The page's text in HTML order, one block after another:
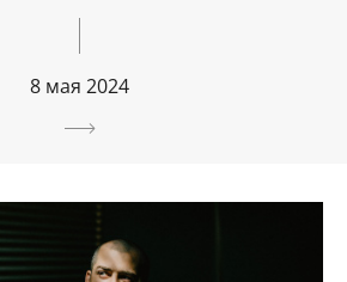
8 мая 2024